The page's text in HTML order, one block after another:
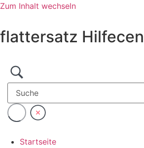
Zum Inhalt wechseln
flattersatz
Startseite